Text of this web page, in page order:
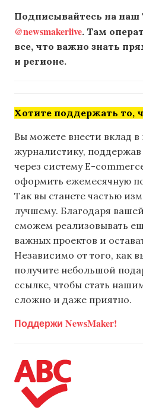
Подписывайтесь на наш
@newsmakerlive. Там
все, что важно знать
и регионе.
Хотите поддержать то,
Вы можете внести вклад в
журналистику,
через систему E-
оформить ежемесячную
Так вы станете частью
лучшему. Благодаря
сможем реализовывать
важных проектов и
Независимо от того, как
получите небольшой
ссылке, чтобы стать
сложно и даже приятно.
Поддержи NewsMaker!